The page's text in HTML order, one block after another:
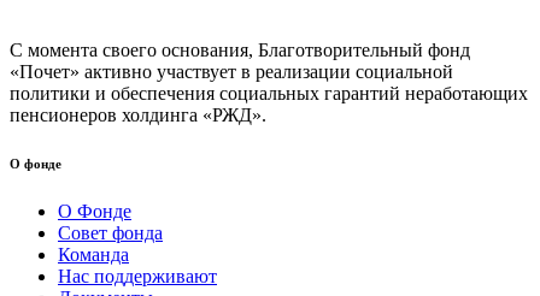
С момента своего основания, Благотворительный фонд
«Почет» активно участвует в реализации социальной
политики и обеспечения социальных гарантий неработающих
пенсионеров холдинга «РЖД».
О фонде
О Фонде
Совет фонда
Команда
Нас поддерживают